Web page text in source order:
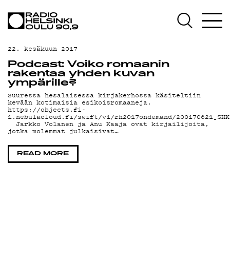
AJANKOHTAISTA
OHJELMAT
TEKIJÄT
ON-DEMAND
PODCAST
MAINOSTA
YHTEYSTIEDOT
22. kesäkuun 2017
Podcast: Voiko romaanin
rakentaa yhden kuvan
ympärille?
Suuressa hesalaisessa kirjakerhossa käsiteltiin
kevään kotimaisia esikoisromaaneja.
https://objects.fi-
1.nebulacloud.fi/swift/v1/rh2017ondemand/
Jarkko Volanen ja Anu Kaaja ovat kirjailijoita,
jotka molemmat julkaisivat…
READ MORE